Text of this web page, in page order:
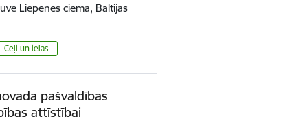
Liepenes ciemā, Baltijas
Ceļi un ielas
pašvaldības
attīstībai